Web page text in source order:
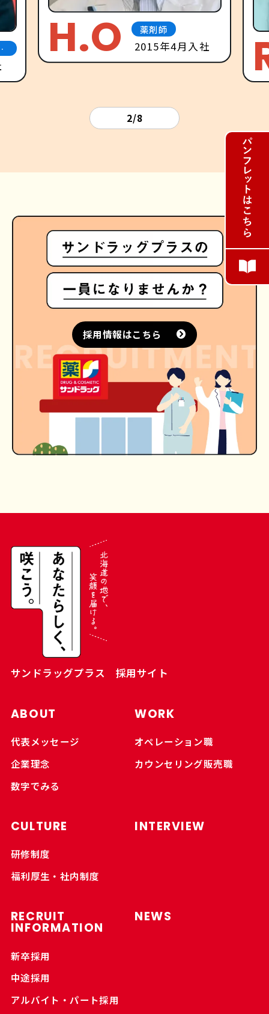
H.O 薬剤師
2015年4月入社
2/8
採用情報はこちら
サンドラッグプラス 採用サイト
ABOUT
代表メッセージ
企業理念
数字でみる
CULTURE
研修制度
福利厚生・社内制度
RECRUIT
INFORMATION
新卒採用
中途採用
アルバイト・パート採用
WORK
オペレーション職
カウンセリング販売職
INTERVIEW
NEWS